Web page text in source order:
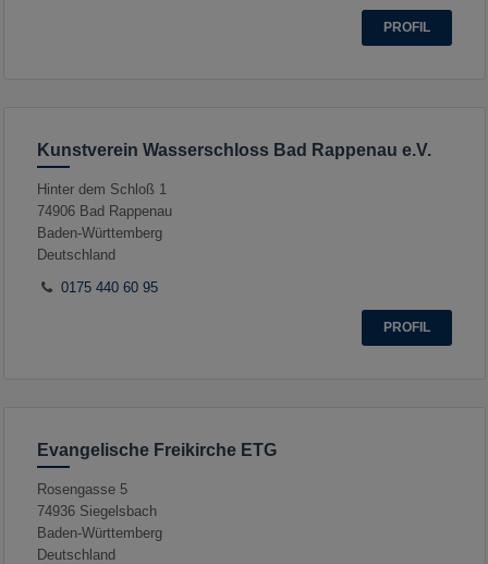
PROFIL
Kunstverein Wasserschloss Bad Rappenau e.V.
Hinter dem Schloß 1
74906 Bad Rappenau
Baden-Württemberg
Deutschland
0175 440 60 95
PROFIL
Evangelische Freikirche ETG
Rosengasse 5
74936 Siegelsbach
Baden-Württemberg
Deutschland